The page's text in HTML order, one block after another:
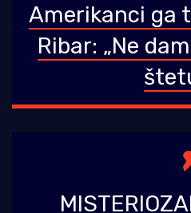
Amerikanci ga
Ribar: „Ne